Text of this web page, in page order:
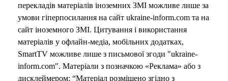
перекладів матеріалів іноземних ЗМІ можливе лише за
умови гіперпосилання на сайт ukraine-inform.com та на
сайт іноземного ЗМІ. Цитування і використання
матеріалів у офлайн-медіа, мобільних додатках,
SmartTV можливе лише з письмової згоди "ukraine-
inform.com". Матеріали з позначкою «Реклама» або з
дисклеймером: “Матеріал розміщено згідно з